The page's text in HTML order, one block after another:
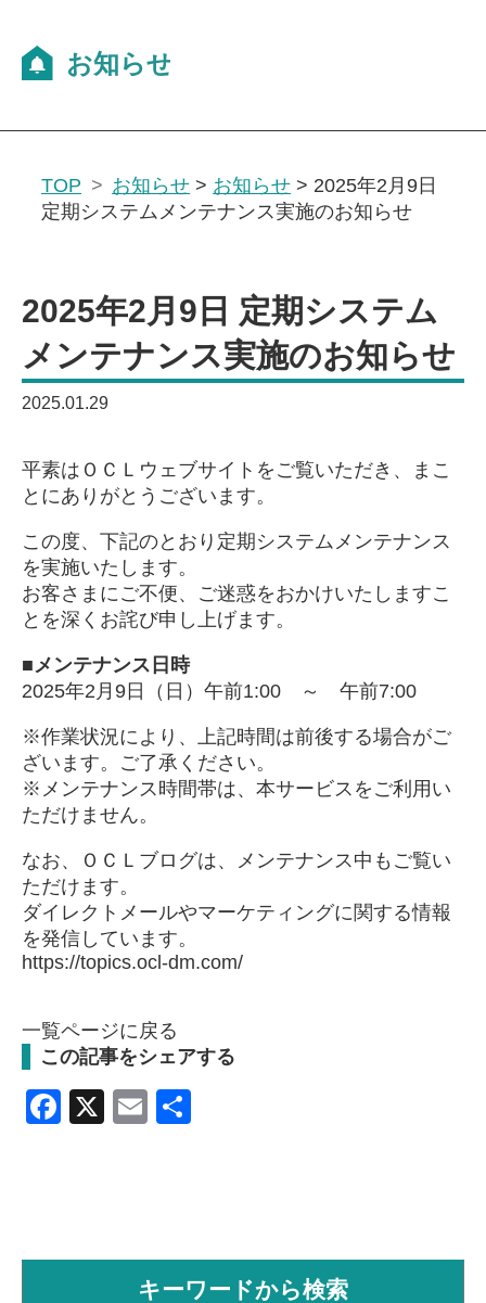
TOP お知らせ > お知らせ > 2025年2月9日
定期システムメンテナンス実施のお知らせ
2025年2月9日 定期システム
メンテナンス実施のお知らせ
2025.01.29
平素はＯＣＬウェブサイトをご覧いただき、まこ
とにありがとうございます。
この度、下記のとおり定期システムメンテナンス
を実施いたします。
お客さまにご不便、ご迷惑をおかけいたしますこ
とを深くお詫び申し上げます。
■メンテナンス日時
2025年2月9日（日）午前1:00 ～ 午前7:00
※作業状況により、上記時間は前後する場合がご
ざいます。ご了承ください。
※メンテナンス時間帯は、本サービスをご利用い
ただけません。
なお、 ＯＣＬブログは、メンテナンス中もご覧い
ただけます。
ダイレクトメールやマーケティングに関する情報
を発信しています。
https://topics.ocl-dm.com/
一覧ページに戻る
この記事をシェアする
Facebook
X Email
キーワードから検索